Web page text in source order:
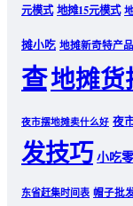
元模式 地摊15元模式
摊小吃 地摊新奇特产品
查地摊货
夜市摆地摊卖什么好 夜
发技巧小吃
东省赶集时间表 帽子批